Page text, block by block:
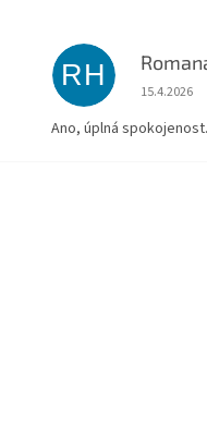
RH
15.4.2026
Ano, úplná spokojenost.